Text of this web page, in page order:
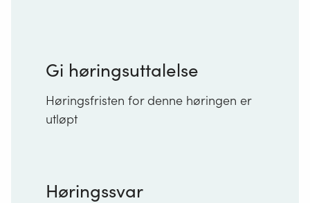
Gi høringsuttalelse
Høringsfristen for denne høringen er
utløpt
Høringssvar